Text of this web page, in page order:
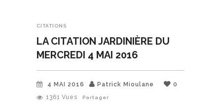
CITATIONS
LA CITATION JARDINIÈRE DU
MERCREDI 4 MAI 2016
4 MAI 2016 Patrick Mioulane
0
1361 Vues Partager